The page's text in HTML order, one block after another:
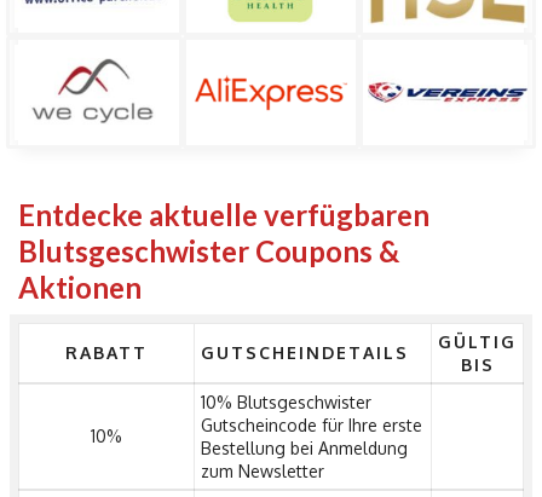
Entdecke aktuelle verfügbaren
Blutsgeschwister Coupons &
Aktionen
RABATT GUTSCHEINDETAILS
GÜLTIG
BIS
10%
10% Blutsgeschwister
Gutscheincode für Ihre erste
Bestellung bei Anmeldung
zum Newsletter